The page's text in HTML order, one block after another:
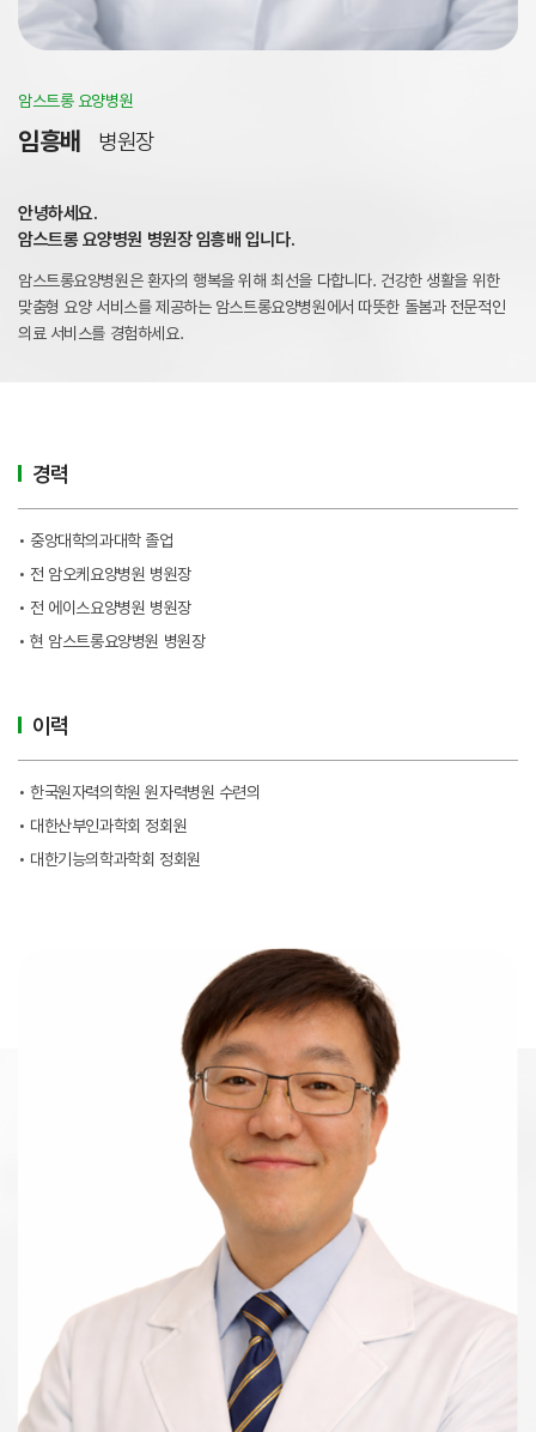
암스트롱 요양병원
임흥배 병원장
안녕하세요.
암스트롱 요양병원 병원장 임흥배 입니다.
암스트롱요양병원은 환자의 행복을 위해 최선을 다합니다. 건강한 생활을 위한
맞춤형 요양 서비스를 제공하는 암스트롱요양병원에서 따뜻한 돌봄과 전문적인
의료 서비스를 경험하세요.
경력
• 중앙대학의과대학 졸업
• 전 암오케요양병원 병원장
• 전 에이스요양병원 병원장
• 현 암스트롱요양병원 병원장
이력
• 한국원자력의학원 원자력병원 수련의
• 대한산부인과학회 정회원
• 대한기능의학과학회 정회원